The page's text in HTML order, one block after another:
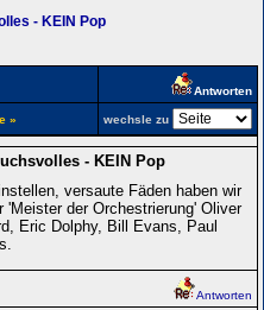
- KEIN Pop
Antworten
» wechsle zu
- KEIN Pop
versaute Fäden haben wir
'Meister der Orchestrierung' Oliver
Eric Dolphy, Bill Evans, Paul
Antworten